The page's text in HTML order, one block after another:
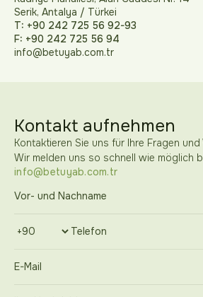
Serik, Antalya / Türkei
T: +90 242 725 56 92-93
F: +90 242 725 56 94
info@betuyab.com.tr
Kontakt aufnehmen
Kontaktieren Sie uns für Ihre Fragen
Wir melden uns so schnell wie möglich
info@betuyab.com.tr